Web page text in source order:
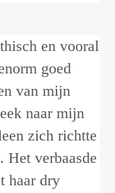
en vooral
goed
van mijn
naar mijn
zich richtte
Het verbaasde
haar dry